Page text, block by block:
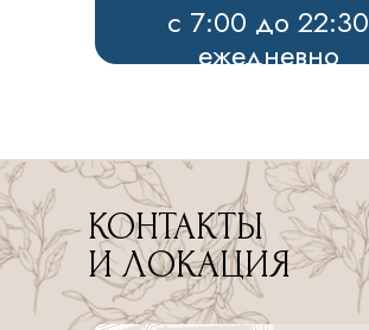
с 7:00 до 22:30
ежедневно
КОНТАКТЫ
И ЛОКАЦИЯ